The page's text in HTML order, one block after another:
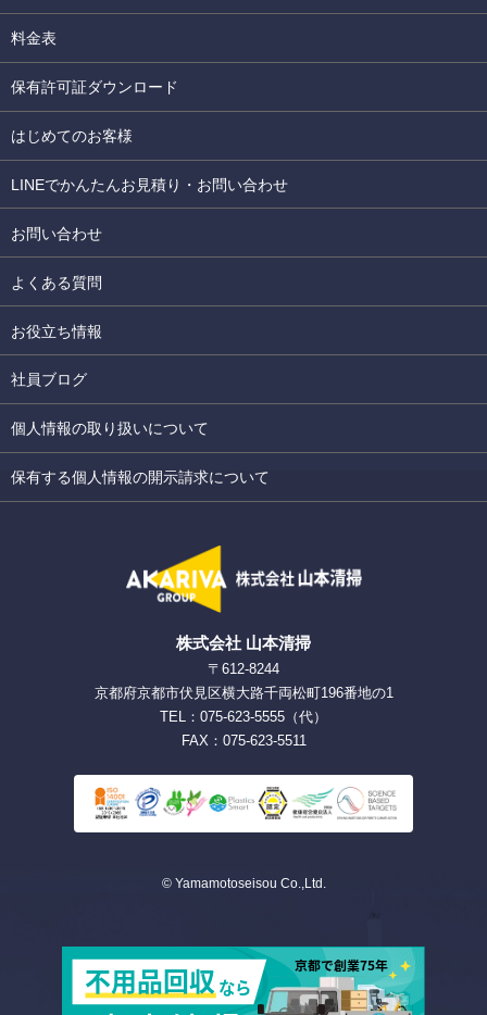
料金表
保有許可証ダウンロード
はじめてのお客様
LINEでかんたんお見積り・お問い合わせ
お問い合わせ
よくある質問
お役立ち情報
社員ブログ
個人情報の取り扱いについて
保有する個人情報の開示請求について
株式会社 山本清掃
〒612-8244
京都府京都市伏見区横大路千両松町196番地の1
TEL：075-623-5555（代）
FAX：075-623-5511
© Yamamotoseisou Co.,Ltd.